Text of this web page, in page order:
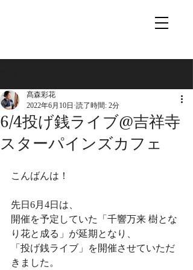
6/4投げ銭ライブ@吉祥寺
スターパインズカフェ
髙森彩花
2022年6月10日 読了時間: 2分
こんばんは！
先日6月4日は、
開催を予定していた「千響万来 樹とな
り花と成る」が延期となり、
「投げ銭ライブ」を開催させていただ
きました。